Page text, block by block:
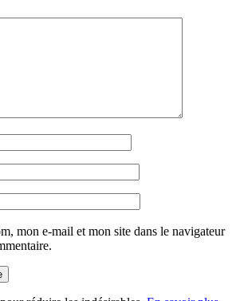
mon e-mail et mon site dans le navigateur